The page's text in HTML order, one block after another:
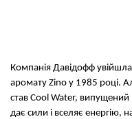
Компанія Давідофф увійшла
аромату Zino у 1985 році.
став Cool Water,
дає сили і вселяє енергію,